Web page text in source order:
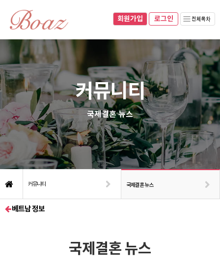
070-8281-0493
네이버블로그
로그인
회원가입 로그인
커뮤니티
국제결혼 뉴스
커뮤니티 국제결혼 뉴스
베트남 정보
국제결혼 뉴스